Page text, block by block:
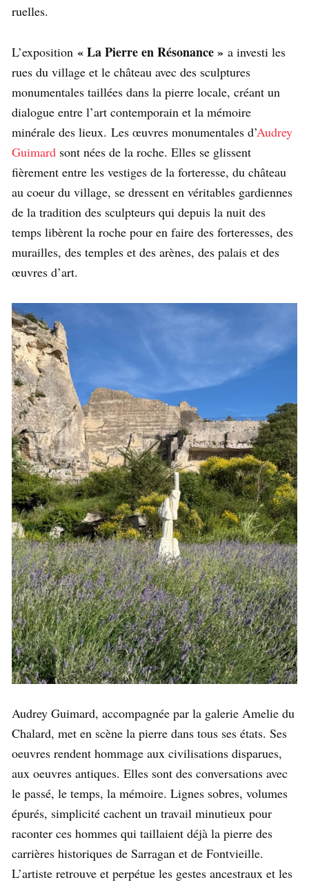
ruelles.
L’exposition « La Pierre en Résonance » a investi les
rues du village et le château avec des sculptures
monumentales taillées dans la pierre locale, créant un
dialogue entre l’art contemporain et la mémoire
minérale des lieux. Les œuvres monumentales d’Audrey
Guimard sont nées de la roche. Elles se glissent
fièrement entre les vestiges de la forteresse, du château
au coeur du village, se dressent en véritables gardiennes
de la tradition des sculpteurs qui depuis la nuit des
temps libèrent la roche pour en faire des forteresses, des
murailles, des temples et des arènes, des palais et des
œuvres d’art.
Audrey Guimard, accompagnée par la galerie Amelie du
Chalard, met en scène la pierre dans tous ses états. Ses
oeuvres rendent hommage aux civilisations disparues,
aux oeuvres antiques. Elles sont des conversations avec
le passé, le temps, la mémoire. Lignes sobres, volumes
épurés, simplicité cachent un travail minutieux pour
raconter ces hommes qui taillaient déjà la pierre des
carrières historiques de Sarragan et de Fontvieille.
L’artiste retrouve et perpétue les gestes ancestraux et les